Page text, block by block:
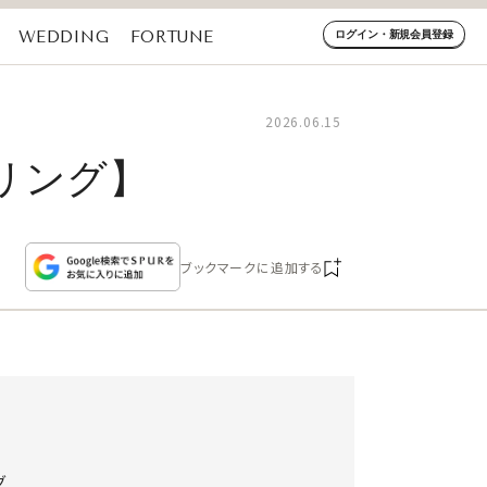
WEDDING FORTUNE ログイン・新規会員登録
2026.06.15
グ】
ブックマークに追加する